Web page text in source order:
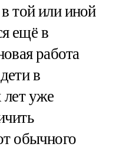
той или иной
ещё в
работа
в
лет уже
обычного